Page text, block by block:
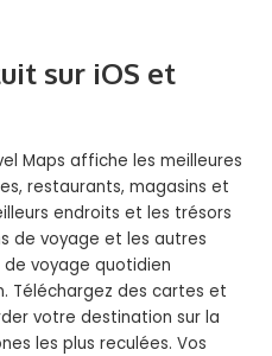
sur iOS et
Maps affiche les meilleures
restaurants, magasins et
endroits et les trésors
de voyage et les autres
voyage quotidien
Téléchargez des cartes et
votre destination sur la
les plus reculées. Vos